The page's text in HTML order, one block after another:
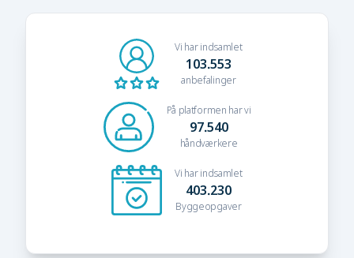
Vi har indsamlet
103.553
anbefalinger
På platformen har vi
97.540
håndværkere
Vi har indsamlet
403.230
Byggeopgaver